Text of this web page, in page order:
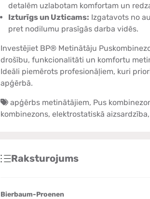
detalēm uzlabotam komfortam un
Izturīgs un Uzticams: Izgatavots no
pret nodilumu prasīgās darba vidēs.
Investējiet BP® Metinātāju
drošību, funkcionalitāti un komfortu
Ideāli piemērots profesionāļiem, kuri
apģērbā.
apģērbs metinātājiem, Pus
kombinezons, elektrostatiskā aizsardzība,
Raksturojums
Bierbaum-Proenen